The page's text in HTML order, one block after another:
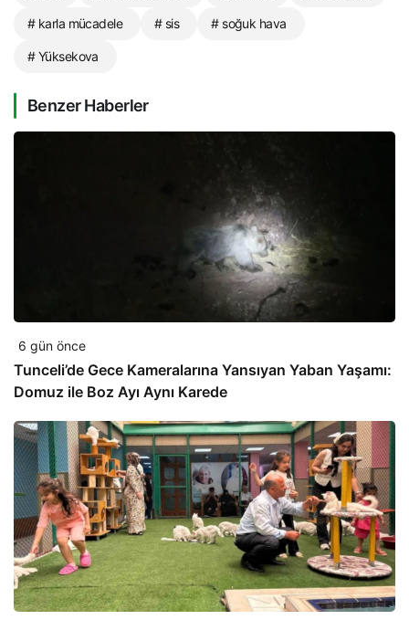
# karla mücadele # sis # soğuk hava
# Yüksekova
Benzer Haberler
6 gün önce
Tunceli’de Gece Kameralarına Yansıyan Yaban Yaşamı:
Domuz ile Boz Ayı Aynı Karede